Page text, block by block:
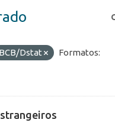
BCB/Dstat
Formatos: